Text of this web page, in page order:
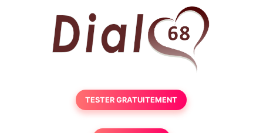
TESTER GRATUITEMENT